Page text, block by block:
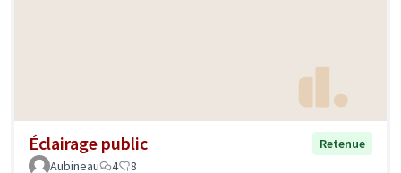
Éclairage public
Retenue
Aubineau
4 8